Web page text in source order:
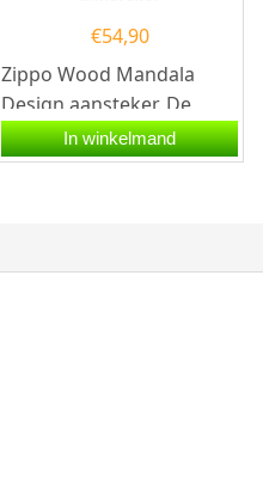
€54,90
Zippo Wood Mandala
Design aansteker. De
bruine Zippo aansteker is
aan de voorzijde
In winkelmand